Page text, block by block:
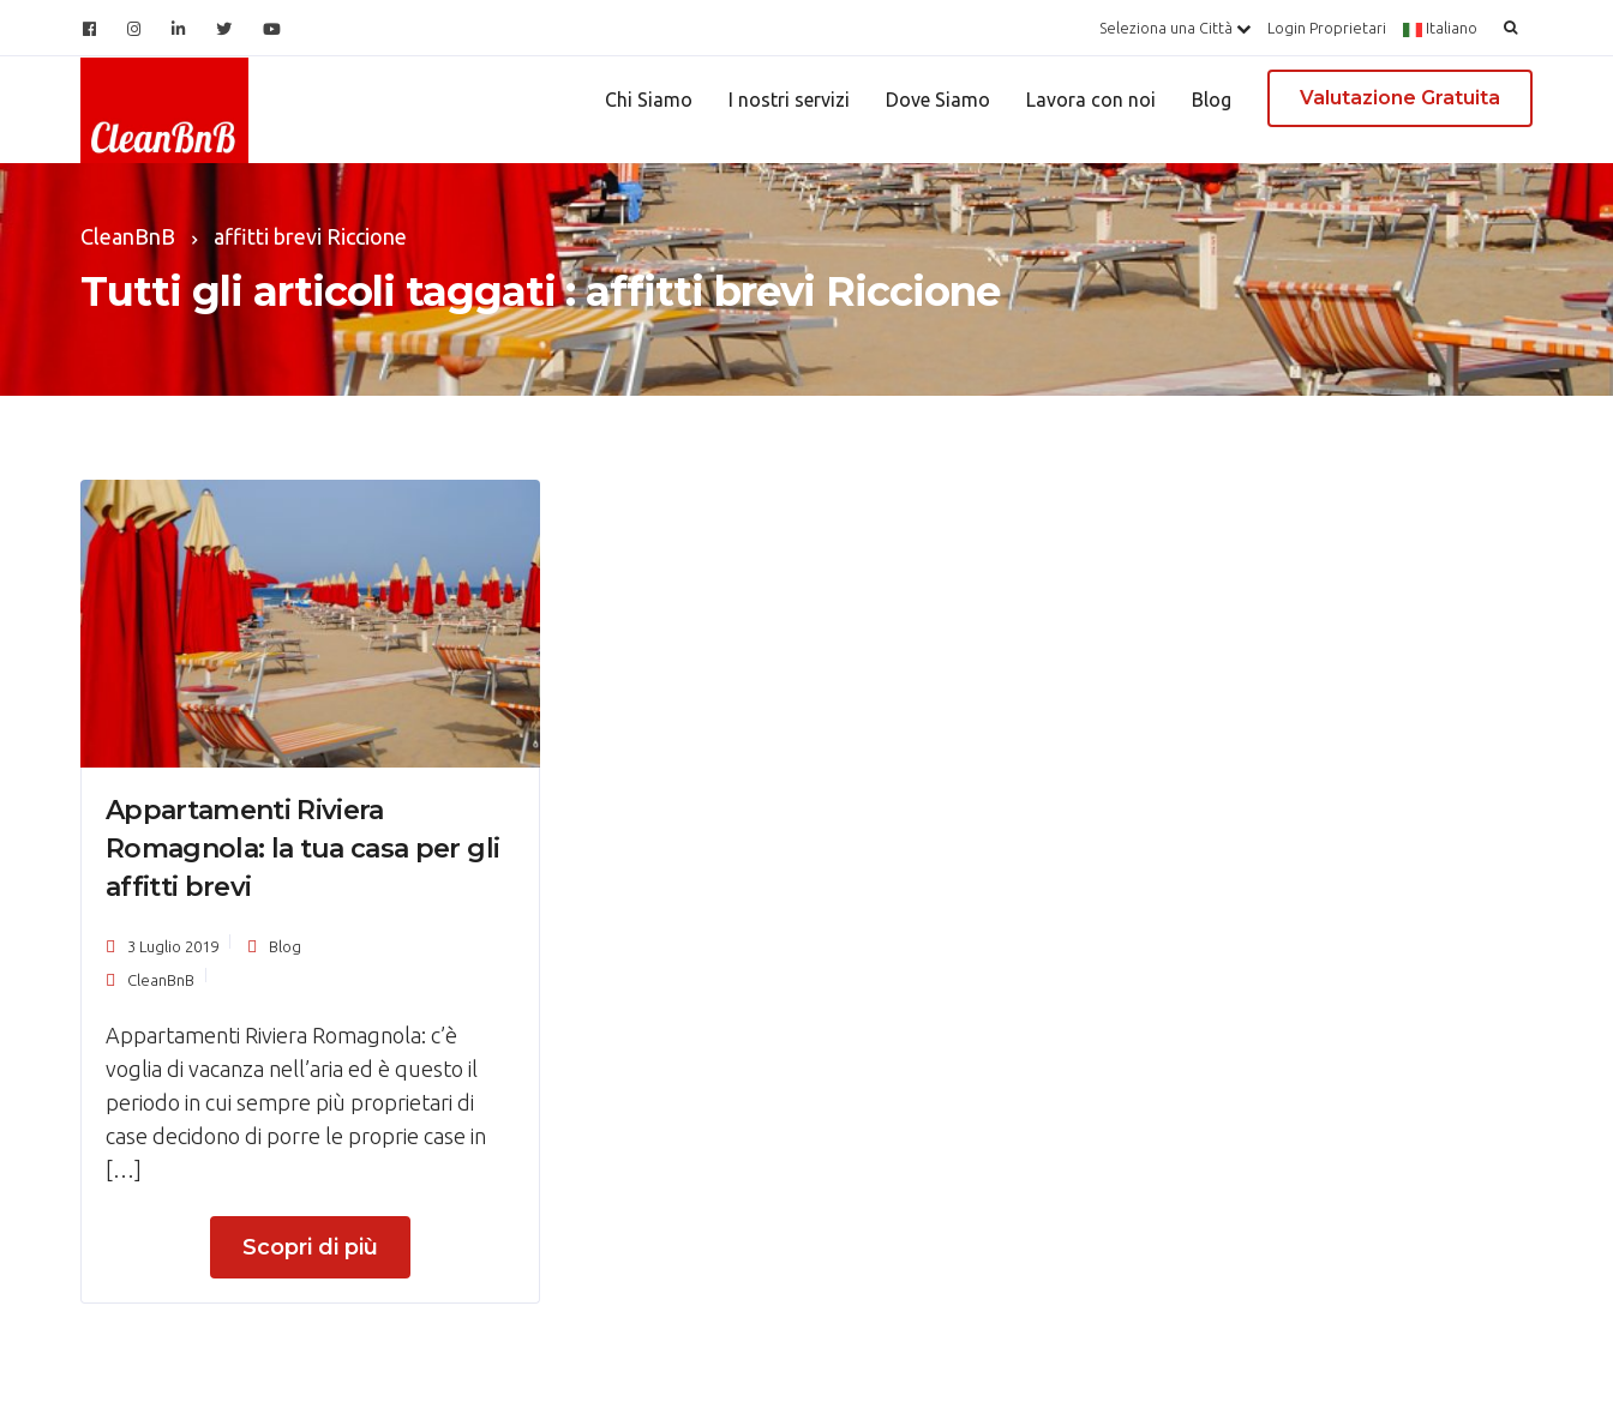
Seleziona una Città Login Proprietari Italiano Ricerca
per:
Chi Siamo I nostri servizi Dove Siamo Lavora con noi Blog Valutazione Gratuita
CleanBnB affitti brevi Riccione
Tutti gli articoli taggati : affitti brevi Riccione
Appartamenti Riviera
Romagnola: la tua casa per gli
affitti brevi
3 Luglio 2019
Blog
CleanBnB
Appartamenti Riviera Romagnola: c’è
voglia di vacanza nell’aria ed è questo il
periodo in cui sempre più proprietari di
case decidono di porre le proprie case in
[…]
Scopri di più